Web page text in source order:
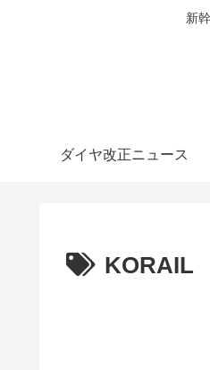
新
ダイヤ改正ニュース
KORAIL